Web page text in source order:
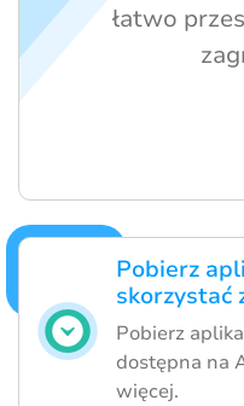
Pobierz
skorzystać
Pobierz
dostępna na
więcej.
łatwo